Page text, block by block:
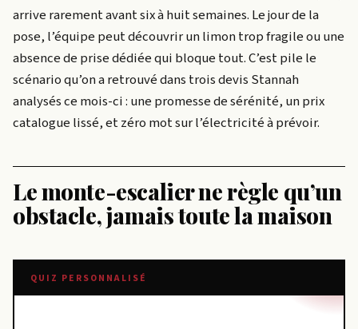
arrive rarement avant six à huit semaines. Le jour de la
pose, l’équipe peut découvrir un limon trop fragile ou une
absence de prise dédiée qui bloque tout. C’est pile le
scénario qu’on a retrouvé dans trois devis Stannah
analysés ce mois-ci : une promesse de sérénité, un prix
catalogue lissé, et zéro mot sur l’électricité à prévoir.
Le monte-escalier ne règle qu’un
obstacle, jamais toute la maison
QUIZ PERSONNALISÉ